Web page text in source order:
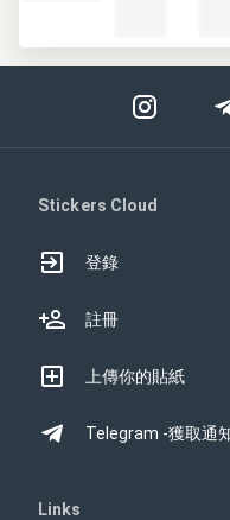
Stickers Cloud
登錄
註冊
上傳你的貼紙
Telegram -獲取通
Links